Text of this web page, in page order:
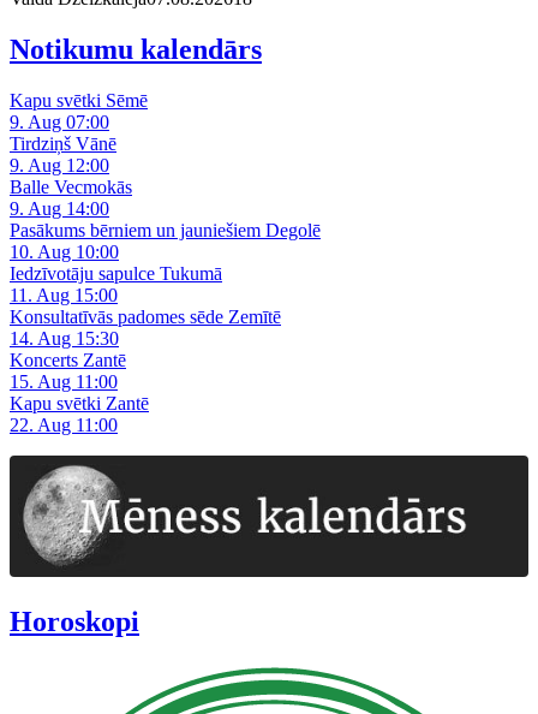
Notikumu kalendārs
Kapu svētki Sēmē
9. Aug 07:00
Tirdziņš Vānē
9. Aug 12:00
Balle Vecmokās
9. Aug 14:00
Pasākums bērniem un jauniešiem Degolē
10. Aug 10:00
Iedzīvotāju sapulce Tukumā
11. Aug 15:00
Konsultatīvās padomes sēde Zemītē
14. Aug 15:30
Koncerts Zantē
15. Aug 11:00
Kapu svētki Zantē
22. Aug 11:00
Horoskopi